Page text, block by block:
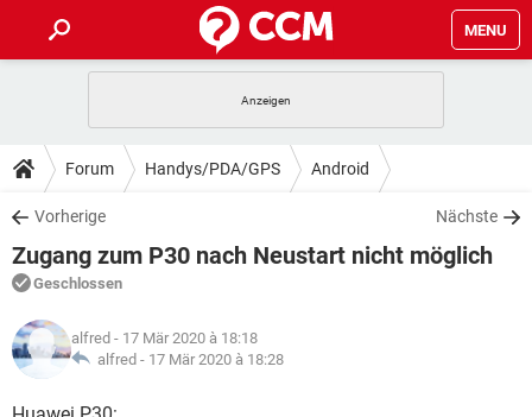
MENU
ANDROID IOS
WINDOWS 10
WHATSAPP TIKTOK
FACEBOOK
TIPPS & TRICKS
SPIELE STREAMING
WINDOWS 10
WHATSAPP
FACEBOOK
DOWNLOADS
SPIELE STREAMING
ANDROID
WINDOWS 10
WHATSAPP
FORUM
SPIELE
ANDROID
LEXIKON
SPIELE
Forum Handys/PDA/GPS Android
Vorherige Nächste
Zugang zum P30 nach Neustart nicht möglich
Geschlossen
alfred - 17 Mär 2020 à 18:18
alfred - 17 Mär 2020 à 18:28